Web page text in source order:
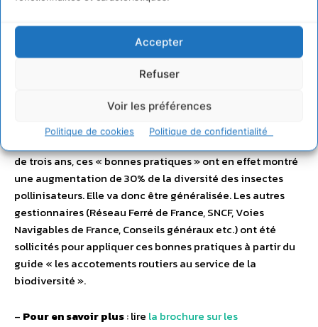
Accepter
Refuser
Voir les préférences
Politique de cookies Politique de confidentialité
Fauchage tardif et jachères fleuries sur le bord des
L’Etat se veut exemplaire dans la préservation des
kilomètres du réseau routier national non concédé le
fauchage tardif et les jachères fleuries sur les
de trois ans, ces « bonnes pratiques » ont en effet montré
une augmentation de 30% de la diversité des insectes
pollinisateurs. Elle va donc être généralisée. Les autres
gestionnaires (Réseau Ferré de France, SNCF, Voies
Navigables de France, Conseils généraux etc.) ont été
sollicités pour appliquer ces bonnes pratiques à partir du
guide « les accotements routiers au service de la
biodiversité ».
– Pour en savoir plus: lire la brochure sur les